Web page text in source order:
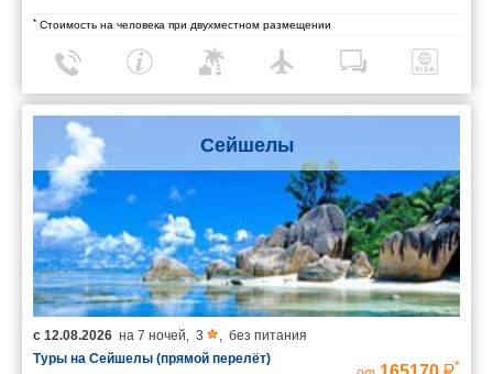
* Стоимость на человека при двухместном размещении
Сейшелы
с 12.08.2026 на 7 ночей 3
без питания
Туры на Сейшелы (прямой перелёт)
*